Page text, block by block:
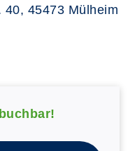
40, 45473 Mülheim